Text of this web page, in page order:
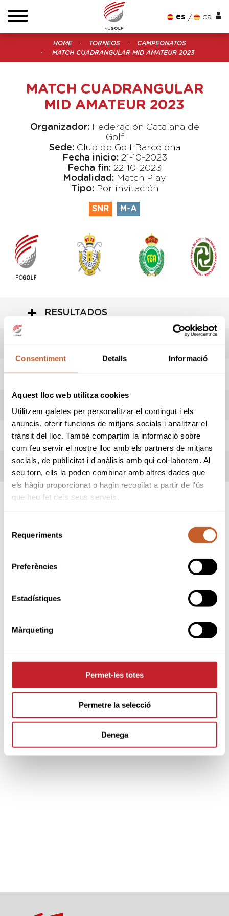
Consentiment Detalls Informació
Aquest lloc web utilitza cookies
Utilitzem galetes per personalitzar el contingut i els
anuncis, oferir funcions de mitjans socials i analitzar el
trànsit del lloc. També compartim la informació sobre
com feu servir el nostre lloc amb els partners de mitjans
socials, de publicitat i d'anàlisis amb qui col·laborem. Al
seu torn, ells la poden combinar amb altres dades que
els hàgiu proporcionat o hagin recopilat a partir de l'ús
que heu fet dels seus serveis.
Requeriments
Preferències
Estadístiques
Màrqueting
Permet-les totes
Permetre la selecció
Denega
es ca
HOME TORNEOS
CAMPEONATOS
MATCH CUADRANGULAR MID AMATEUR 2023
MATCH CUADRANGULAR
MID AMATEUR 2023
Organizador: Federación Catalana de
Golf
Sede: Club de Golf Barcelona
Fecha inicio: 21-10-2023
Fecha fin: 22-10-2023
Modalidad: Match Play
Tipo: Por invitación
SNR M-A
RESULTADOS
HORARIO SALIDAS
REGLAMENTO
REGLAS LOCALES
PARTNERS